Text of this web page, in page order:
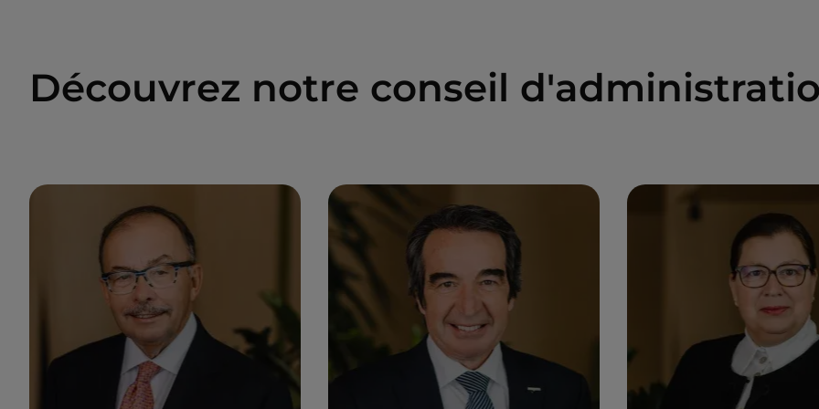
Découvrez notre conseil